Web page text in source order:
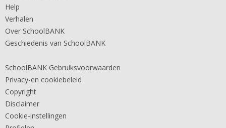
Help
Verhalen
Over SchoolBANK
Geschiedenis van SchoolBANK
SchoolBANK Gebruiksvoorwaarden
Privacy-en cookiebeleid
Copyright
Disclaimer
Cookie-instellingen